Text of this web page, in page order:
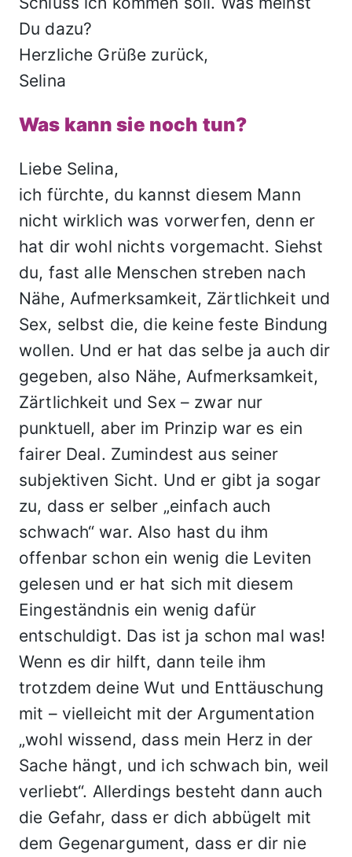
Du dazu?
Herzliche Grüße zurück,
Selina
Was kann sie noch tun?
Liebe Selina,
ich fürchte, du kannst diesem Mann
nicht wirklich was vorwerfen, denn er
hat dir wohl nichts vorgemacht. Siehst
du, fast alle Menschen streben nach
Nähe, Aufmerksamkeit, Zärtlichkeit und
Sex, selbst die, die keine feste Bindung
wollen. Und er hat das selbe ja auch dir
gegeben, also Nähe, Aufmerksamkeit,
Zärtlichkeit und Sex – zwar nur
punktuell, aber im Prinzip war es ein
fairer Deal. Zumindest aus seiner
subjektiven Sicht. Und er gibt ja sogar
zu, dass er selber „einfach auch
schwach“ war. Also hast du ihm
offenbar schon ein wenig die Leviten
gelesen und er hat sich mit diesem
Eingeständnis ein wenig dafür
entschuldigt. Das ist ja schon mal was!
Wenn es dir hilft, dann teile ihm
trotzdem deine Wut und Enttäuschung
mit – vielleicht mit der Argumentation
„wohl wissend, dass mein Herz in der
Sache hängt, und ich schwach bin, weil
verliebt“. Allerdings besteht dann auch
die Gefahr, dass er dich abbügelt mit
dem Gegenargument, dass er dir nie